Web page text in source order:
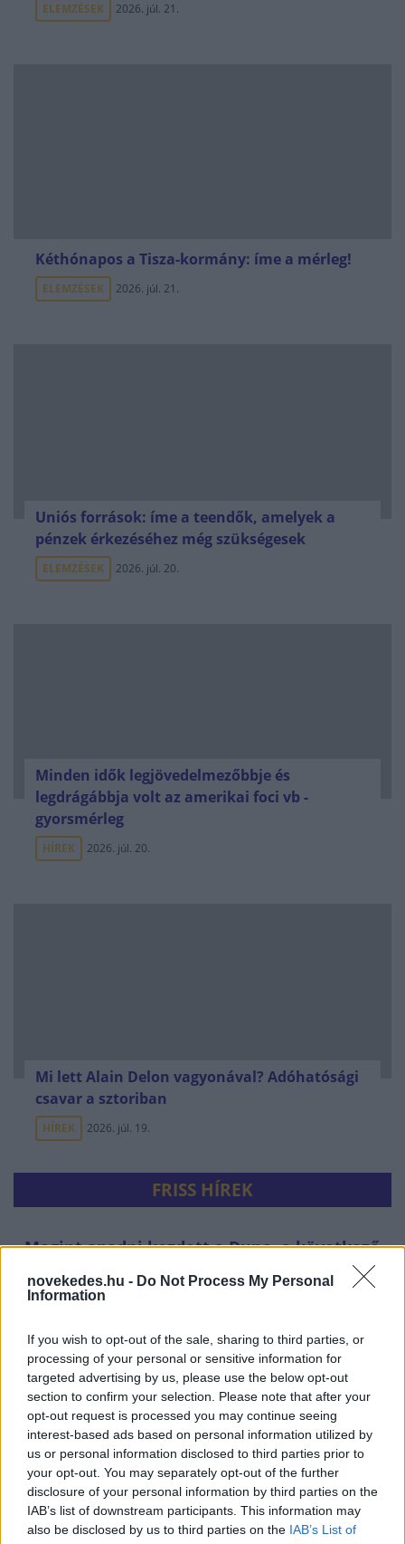
novekedes.hu - Do Not Process My Personal
Information
If you wish to opt-out of the sale, sharing to third parties, or
processing of your personal or sensitive information for
targeted advertising by us, please use the below opt-out
section to confirm your selection. Please note that after your
opt-out request is processed you may continue seeing
interest-based ads based on personal information utilized by
us or personal information disclosed to third parties prior to
your opt-out. You may separately opt-out of the further
disclosure of your personal information by third parties on the
IAB’s list of downstream participants. This information may
also be disclosed by us to third parties on the IAB’s List of
ELEMZÉSEK 2026. júl. 21.
Kéthónapos a Tisza-kormány: íme a mérleg!
ELEMZÉSEK 2026. júl. 21.
Uniós források: íme a teendők, amelyek a
pénzek érkezéséhez még szükségesek
ELEMZÉSEK 2026. júl. 20.
Minden idők legjövedelmezőbbje és
legdrágábbja volt az amerikai foci vb -
gyorsmérleg
HÍREK 2026. júl. 20.
Mi lett Alain Delon vagyonával? Adóhatósági
csavar a sztoriban
HÍREK 2026. júl. 19.
FRISS HÍREK
Megint apadni kezdett a Duna, a következő
napok sem ígéretesek - friss térkép
HÍREK 37 perce